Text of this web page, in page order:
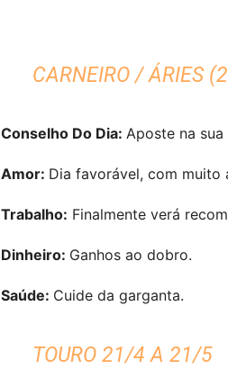
CARNEIRO / ÁRIES
Conselho Do Dia: Aposte na
Amor: Dia favorável, com muito
Trabalho: Finalmente verá
Dinheiro: Ganhos ao dobro.
Saúde: Cuide da garganta.
TOURO 21/4 A 21/5